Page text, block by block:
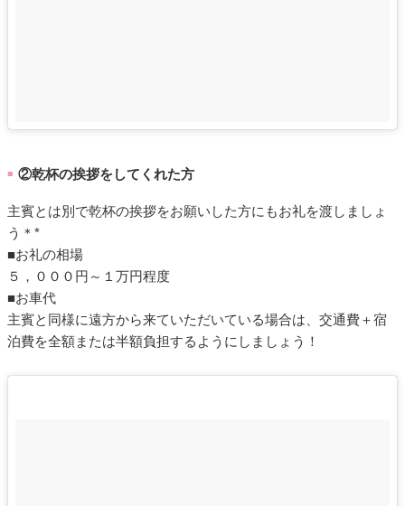
■ ②乾杯の挨拶をしてくれた方
主賓とは別で乾杯の挨拶をお願いした方にもお礼を渡しましょ
う＊*
■お礼の相場
５，０００円～１万円程度
■お車代
主賓と同様に遠方から来ていただいている場合は、交通費＋宿
泊費を全額または半額負担するようにしましょう！